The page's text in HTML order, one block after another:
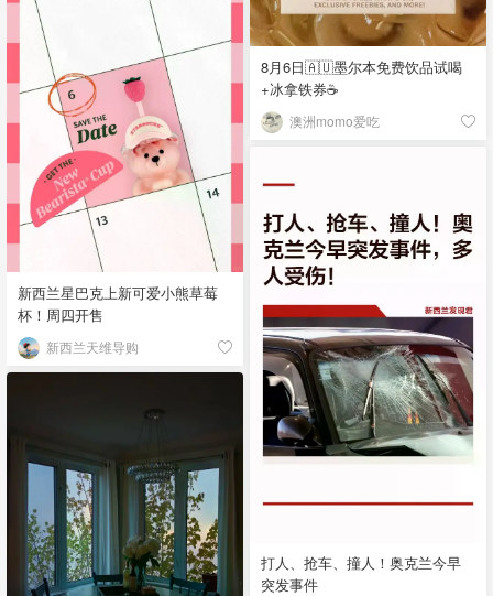
8月6日🇦🇺墨尔本免费饮品试喝
+冰拿铁券☕
澳洲momo爱吃
新西兰星巴克上新可爱小熊草莓
杯！周四开售
新西兰天维导购
打人、抢车、撞人！奥克兰今早
突发事件